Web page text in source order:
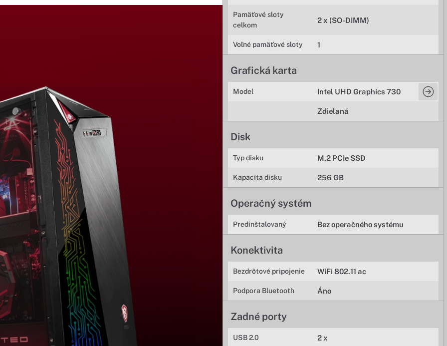
Pamäťové sloty
celkom
2 x (SO-DIMM)
Voľné pamäťové sloty 1
Grafická karta
Model Intel UHD Graphics 730
Zdieľaná
Disk
Typ disku M.2 PCIe SSD
Kapacita disku 256 GB
Operačný systém
Predinštalovaný Bez operačného systému
Konektivita
Bezdrôtové pripojenie WiFi 802.11 ac
Podpora Bluetooth Áno
Zadné porty
USB 2.0 2 x